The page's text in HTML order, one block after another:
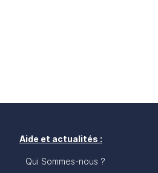
Aide et actualités :
Qui Sommes-nous ?